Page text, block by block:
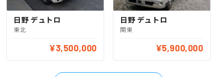
日野 デュトロ
東北
¥3,500,000
日野 デュトロ
関東
¥5,900,000